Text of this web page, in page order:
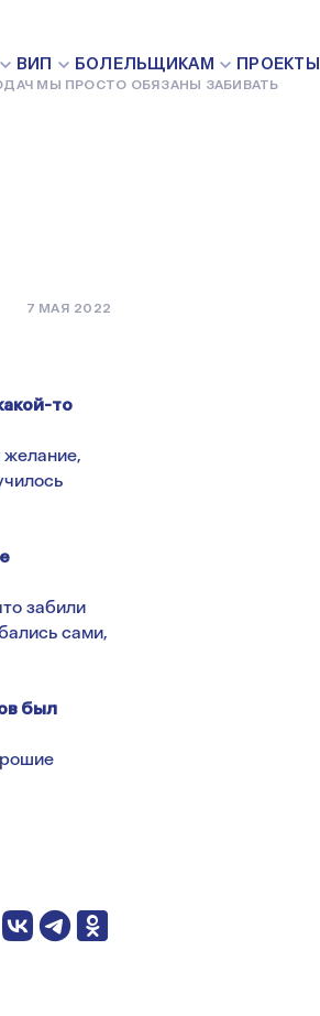
ВИП БОЛЕЛЬЩИКАМ ПРОЕКТЫ
МЫ ПРОСТО ОБЯЗАНЫ ЗАБИВАТЬ
7 МАЯ 2022
то
желание,
забили
сами,
был